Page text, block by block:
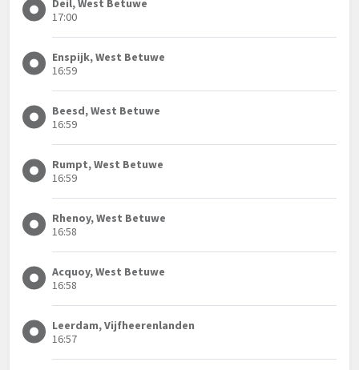
Deil, West Betuwe
17:00
Enspijk, West Betuwe
16:59
Beesd, West Betuwe
16:59
Rumpt, West Betuwe
16:59
Rhenoy, West Betuwe
16:58
Acquoy, West Betuwe
16:58
Leerdam, Vijfheerenlanden
16:57